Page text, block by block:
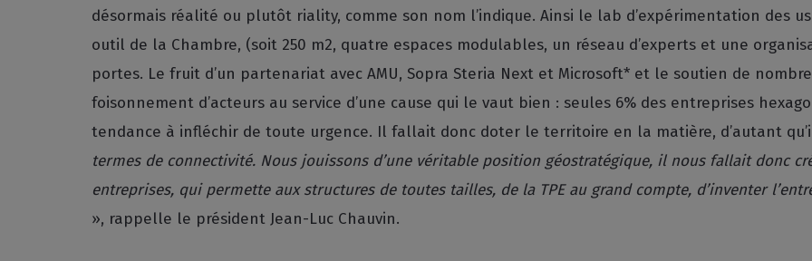
désormais réalité ou plutôt riality, comme son nom l’indique. Ainsi le lab d’expérimentation des
outil de la Chambre, (soit 250 m2, quatre espaces modulables, un réseau d’experts et une
portes. Le fruit d’un partenariat avec AMU, Sopra Steria Next et Microsoft* et le soutien de
foisonnement d’acteurs au service d’une cause qui le vaut bien : seules 6% des entreprises
tendance à infléchir de toute urgence. Il fallait donc doter le territoire en la matière, d’autant
termes de connectivité. Nous jouissons d’une véritable position géostratégique, il nous fallait donc
entreprises, qui permette aux structures de toutes tailles, de la TPE au grand compte, d’inventer
», rappelle le président Jean-Luc Chauvin.